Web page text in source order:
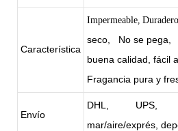
Característica
Impermeable Duradero,
seco,
No se pega,
buena calidad, fácil
Fragancia pura y
Envío
DHL, UPS,
mar/aire/exprés,